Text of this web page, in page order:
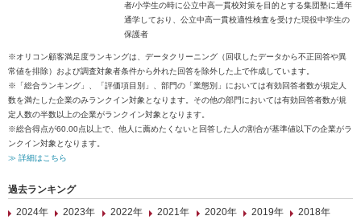
者/小学生の時に公立中高一貫校対策を目的とする集団塾に通年
通学しており、公立中高一貫校適性検査を受けた現役中学生の
保護者
※オリコン顧客満足度ランキングは、データクリーニング（回収したデータから不正回答や異
常値を排除）および調査対象者条件から外れた回答を除外した上で作成しています。
※「総合ランキング」、「評価項目別」、部門の「業態別」においては有効回答者数が規定人
数を満たした企業のみランクイン対象となります。その他の部門においては有効回答者数が規
定人数の半数以上の企業がランクイン対象となります。
※総合得点が60.00点以上で、他人に薦めたくないと回答した人の割合が基準値以下の企業がラ
ンクイン対象となります。
≫ 詳細はこちら
過去ランキング
2024年
2023年 2022年 2021年 2020年 2019年
2018年